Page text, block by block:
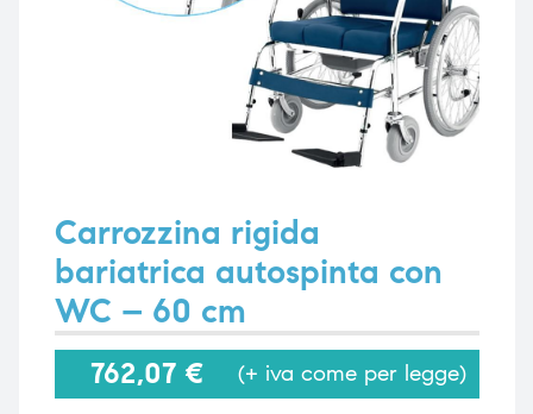
Carrozzina rigida
bariatrica autospinta con
WC – 60 cm
762,07 € (+ iva come per legge)